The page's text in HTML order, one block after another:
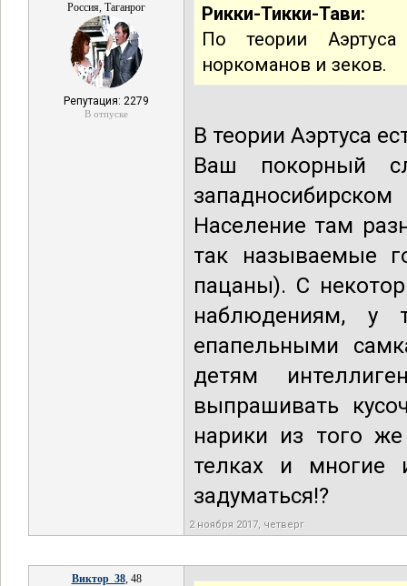
Россия, Таганрог
Репутация: 2279
В отпуске
Рикки-Тикки-Тави:
По теории
норкоманов и зеков.
В теории Аэртуса
Ваш покорный
Население там
так называемые
пацаны). С
наблюдениям, у
епапельными
детям
выпрашивать
нарики из того
телках и многие
задуматься!?
2 ноября 2017, четверг
Виктор_38, 48